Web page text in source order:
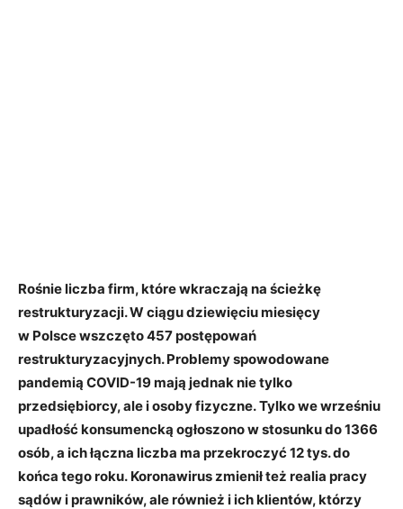
Rośnie liczba firm, które wkraczają na ścieżkę
restrukturyzacji. W ciągu dziewięciu miesięcy
w Polsce wszczęto 457 postępowań
restrukturyzacyjnych. Problemy spowodowane
pandemią COVID-19 mają jednak nie tylko
przedsiębiorcy, ale i osoby fizyczne. Tylko we wrześniu
upadłość konsumencką ogłoszono w stosunku do 1366
osób, a ich łączna liczba ma przekroczyć 12 tys. do
końca tego roku. Koronawirus zmienił też realia pracy
sądów i prawników, ale również i ich klientów, którzy